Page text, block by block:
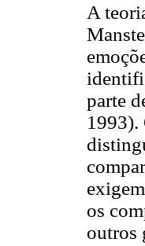
A
parte
1993).
os
outros